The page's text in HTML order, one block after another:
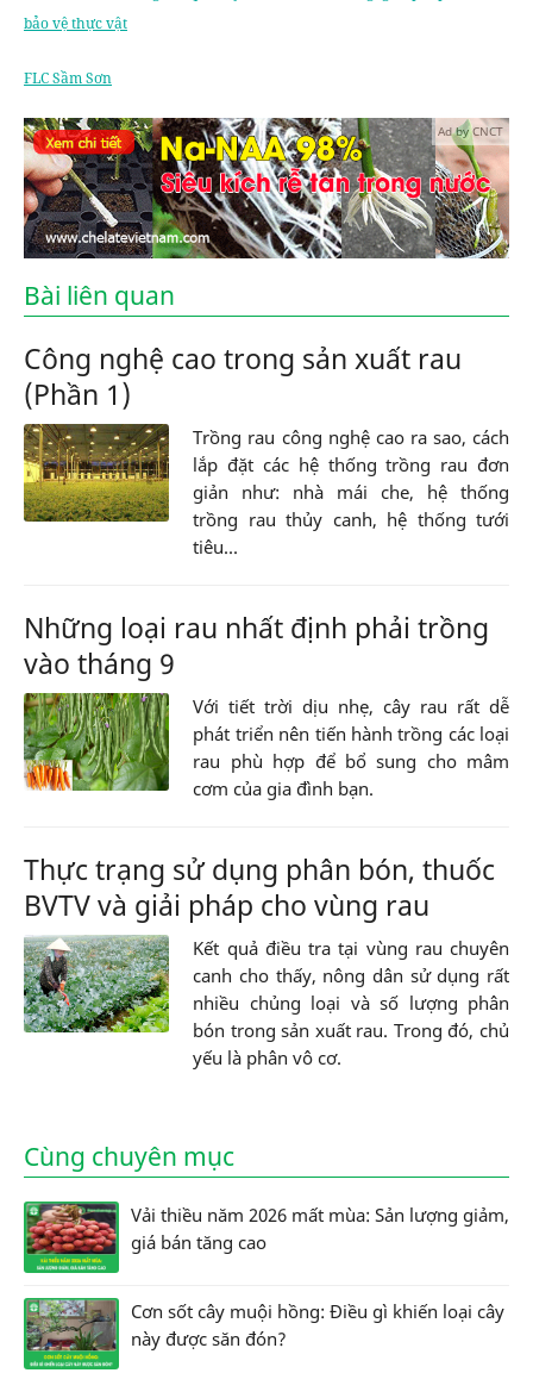
bảo vệ thực vật
FLC Sầm Sơn
Ad by CNCT
Bài liên quan
Công nghệ cao trong sản xuất rau
(Phần 1)
Trồng rau công nghệ cao ra sao, cách
lắp đặt các hệ thống trồng rau đơn
giản như: nhà mái che, hệ thống
trồng rau thủy canh, hệ thống tưới
tiêu...
Những loại rau nhất định phải trồng
vào tháng 9
Với tiết trời dịu nhẹ, cây rau rất dễ
phát triển nên tiến hành trồng các loại
rau phù hợp để bổ sung cho mâm
cơm của gia đình bạn.
Thực trạng sử dụng phân bón, thuốc
BVTV và giải pháp cho vùng rau
Kết quả điều tra tại vùng rau chuyên
canh cho thấy, nông dân sử dụng rất
nhiều chủng loại và số lượng phân
bón trong sản xuất rau. Trong đó, chủ
yếu là phân vô cơ.
Cùng chuyên mục
Vải thiều năm 2026 mất mùa: Sản lượng giảm,
giá bán tăng cao
Cơn sốt cây muội hồng: Điều gì khiến loại cây
này được săn đón?